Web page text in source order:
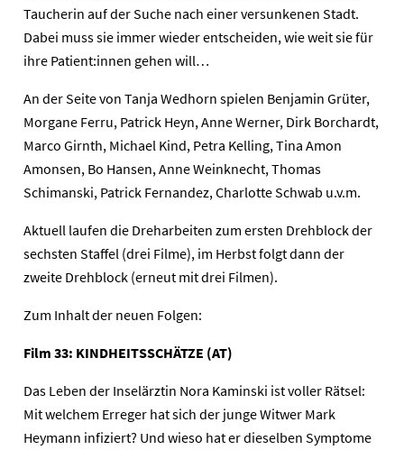
Taucherin auf der Suche nach einer versunkenen Stadt.
Dabei muss sie immer wieder entscheiden, wie weit sie für
ihre Patient:innen gehen will…
An der Seite von Tanja Wedhorn spielen Benjamin Grüter,
Morgane Ferru, Patrick Heyn, Anne Werner, Dirk Borchardt,
Marco Girnth, Michael Kind, Petra Kelling, Tina Amon
Amonsen, Bo Hansen, Anne Weinknecht, Thomas
Schimanski, Patrick Fernandez, Charlotte Schwab u.v.m.
Aktuell laufen die Dreharbeiten zum ersten Drehblock der
sechsten Staffel (drei Filme), im Herbst folgt dann der
zweite Drehblock (erneut mit drei Filmen).
Zum Inhalt der neuen Folgen:
Film 33: KINDHEITSSCHÄTZE (AT)
Das Leben der Inselärztin Nora Kaminski ist voller Rätsel:
Mit welchem Erreger hat sich der junge Witwer Mark
Heymann infiziert? Und wieso hat er dieselben Symptome